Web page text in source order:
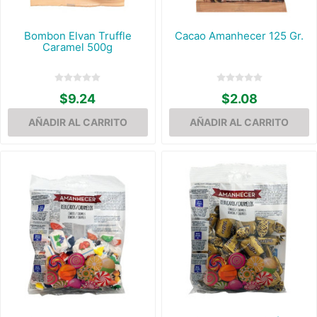
Bombon Elvan Truffle
Caramel 500g
$9.24
Cacao Amanhecer 125 Gr.
$2.08